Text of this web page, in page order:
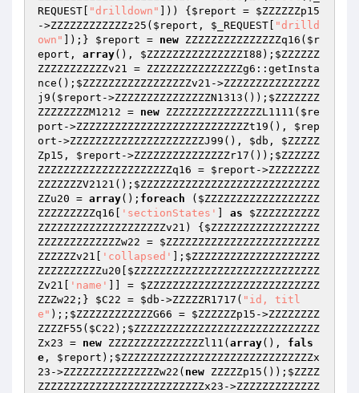
REQUEST
"drilldown" ])) { $report = $ZZZZZZp15
->ZZZZZZZZZZZZz25( $report , $_REQUEST
"drilld
own"
]);} $report = new ZZZZZZZZZZZZZZZq16( $r
eport , array(), $ZZZZZZZZZZZZZZZI88 ); $ZZZZZZ
ZZZZZZZZZZZv21 = ZZZZZZZZZZZZZZZg6::getInsta
nce(); $ZZZZZZZZZZZZZZZZZv21 ->ZZZZZZZZZZZZZZZ
j9( $report ->ZZZZZZZZZZZZZZZN1313()); $ZZZZZZZ
ZZZZZZZZM1212 = new ZZZZZZZZZZZZZZZL1111( $re
port ->ZZZZZZZZZZZZZZZZZZZZZZZZZZZt19(), $rep
ort ->ZZZZZZZZZZZZZZZZZZZZZJ99(), $db , $ZZZZZ
Zp15 , $report ->ZZZZZZZZZZZZZZZr17()); $ZZZZZZ
ZZZZZZZZZZZZZZZZZZZZZq16 = $report ->ZZZZZZZZ
ZZZZZZZV2121(); $ZZZZZZZZZZZZZZZZZZZZZZZZZZZZ
ZZu20 = array(); foreach ( $ZZZZZZZZZZZZZZZZZZ
ZZZZZZZZZq16
'sectionStates' as
$ZZZZZZZZZZ
ZZZZZZZZZZZZZZZZZZZZv21 ) { $ZZZZZZZZZZZZZZZZZ
ZZZZZZZZZZZZZw22 = $ZZZZZZZZZZZZZZZZZZZZZZZZ
ZZZZZZv21
'collapsed' ]; $ZZZZZZZZZZZZZZZZZZZZ
ZZZZZZZZZZu20
$ZZZZZZZZZZZZZZZZZZZZZZZZZZZZZ
Zv21
'name' ]] = $ZZZZZZZZZZZZZZZZZZZZZZZZZZZ
ZZZw22 ;} $C22 = $db ->ZZZZZR1717( "id, titl
e" );; $ZZZZZZZZZZZZG66 = $ZZZZZZp15 ->ZZZZZZZZ
ZZZZF55( $C22 ); $ZZZZZZZZZZZZZZZZZZZZZZZZZZZZZ
Zx23 = new ZZZZZZZZZZZZZZZl11( array(), fals
e , $report ); $ZZZZZZZZZZZZZZZZZZZZZZZZZZZZZZx
23 ->ZZZZZZZZZZZZZZZw22( new ZZZZZp15()); $ZZZZ
ZZZZZZZZZZZZZZZZZZZZZZZZZZx23 ->ZZZZZZZZZZZZZ